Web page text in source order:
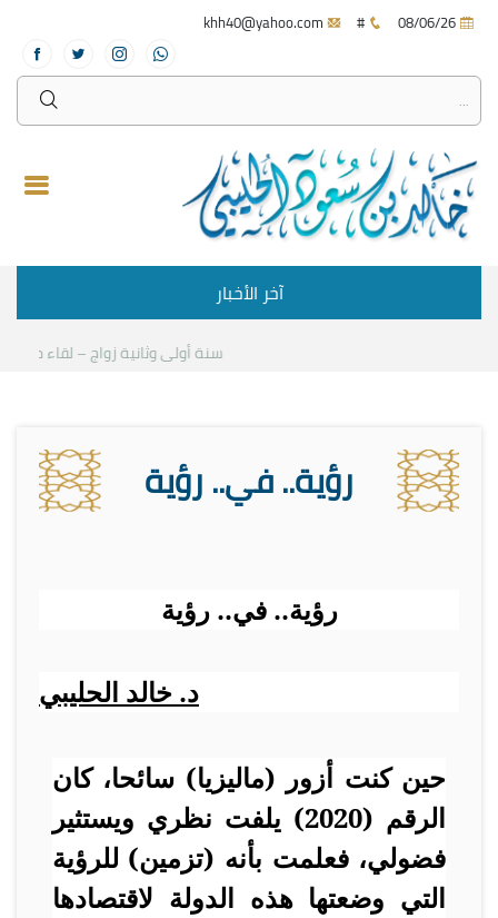
#
آخر الأخبار
سنة أولى وثانية زواج – لقاء مع
رؤية.. في.. رؤية
رؤية.. في.. رؤية
د. خالد الحليبي
حين كنت أزور (ماليزيا) سائحا، كان
الرقم (2020) يلفت نظري ويستثير
فضولي، فعلمت بأنه (تزمين) للرؤية
التي وضعتها هذه الدولة لاقتصادها